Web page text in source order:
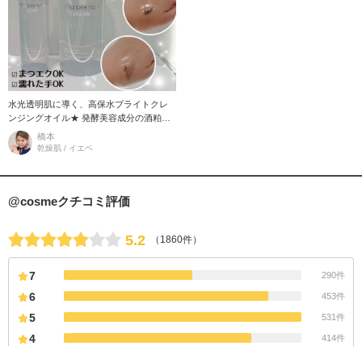
水光透明肌に導く、高保水ブライトクレ
ンジングオイル★ 発酵美容成分の酒粕エ
キスやビフィズス菌などを配合。 うるお
いは守りながら、角質はすっきり
橋本
乾燥肌 / イエベ
@cosmeクチコミ評価
5.2 （1860件）
7 290件
6 453件
5 531件
4 414件